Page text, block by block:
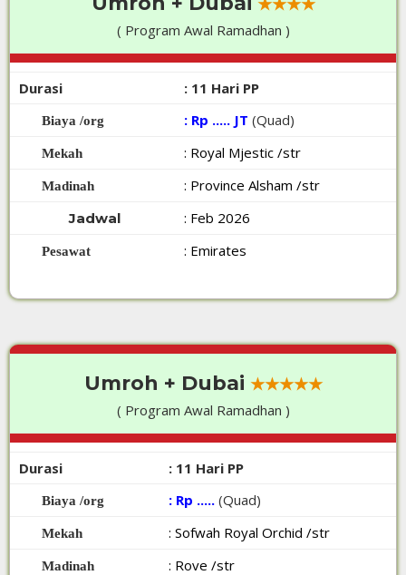
★★★★
( Program Awal Ramadhan )
Durasi : 11 Hari PP
Biaya /org : Rp ..... JT (Quad)
Mekah : Royal Mjestic /str
Madinah : Province Alsham /str
Jadwal : Feb 2026
Pesawat : Emirates
Umroh + Dubai ★★★★★
( Program Awal Ramadhan )
Durasi : 11 Hari PP
Biaya /org : Rp ..... (Quad)
Mekah : Sofwah Royal Orchid /str
Madinah : Rove /str